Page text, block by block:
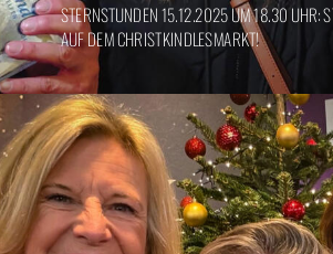
STERNSTUNDEN 15.12.2025 UM 18.30 UHR:
AUF DEM CHRISTKINDLESMARKT!